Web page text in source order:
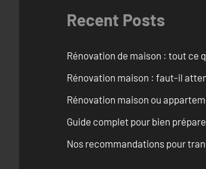
Recent Posts
Rénovation de maison : tout ce
Rénovation maison : faut-il
Rénovation maison ou
Guide complet pour bien
Nos recommandations pour